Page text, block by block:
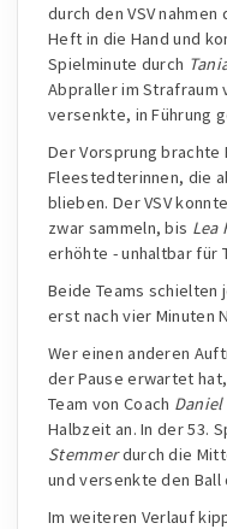
durch den VSV
Heft in die Hand und
Spielminute durch
Abpraller im Strafraum
versenkte, in Führung
Der Vorsprung brachte
Fleestedterinnen, die
blieben. Der VSV
zwar sammeln, bis Lea
erhöhte - unhaltbar für
Beide Teams
erst nach vier Minuten
Wer einen anderen
der Pause erwartet
Team von Coach
Halbzeit an. In der 53.
Stemmerdurch die
und versenkte den Ball
Im weiteren Verlauf